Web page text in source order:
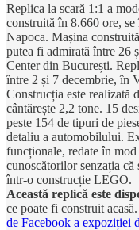
Replica la scară 1:1 a
construită în 8.660 ore,
Napoca. Mașina
putea fi admirată între 26
Center din București.
între 2 și 7 decembrie, în
Construcția este realizată
cântărește 2,2 tone. 15
peste 154 de tipuri de
detaliu a automobilului.
funcționale, redate în
cunoscătorilor senzația
într-o construcție LEGO.
Această replică este
ce poate fi construit
de Facebook a expoziției